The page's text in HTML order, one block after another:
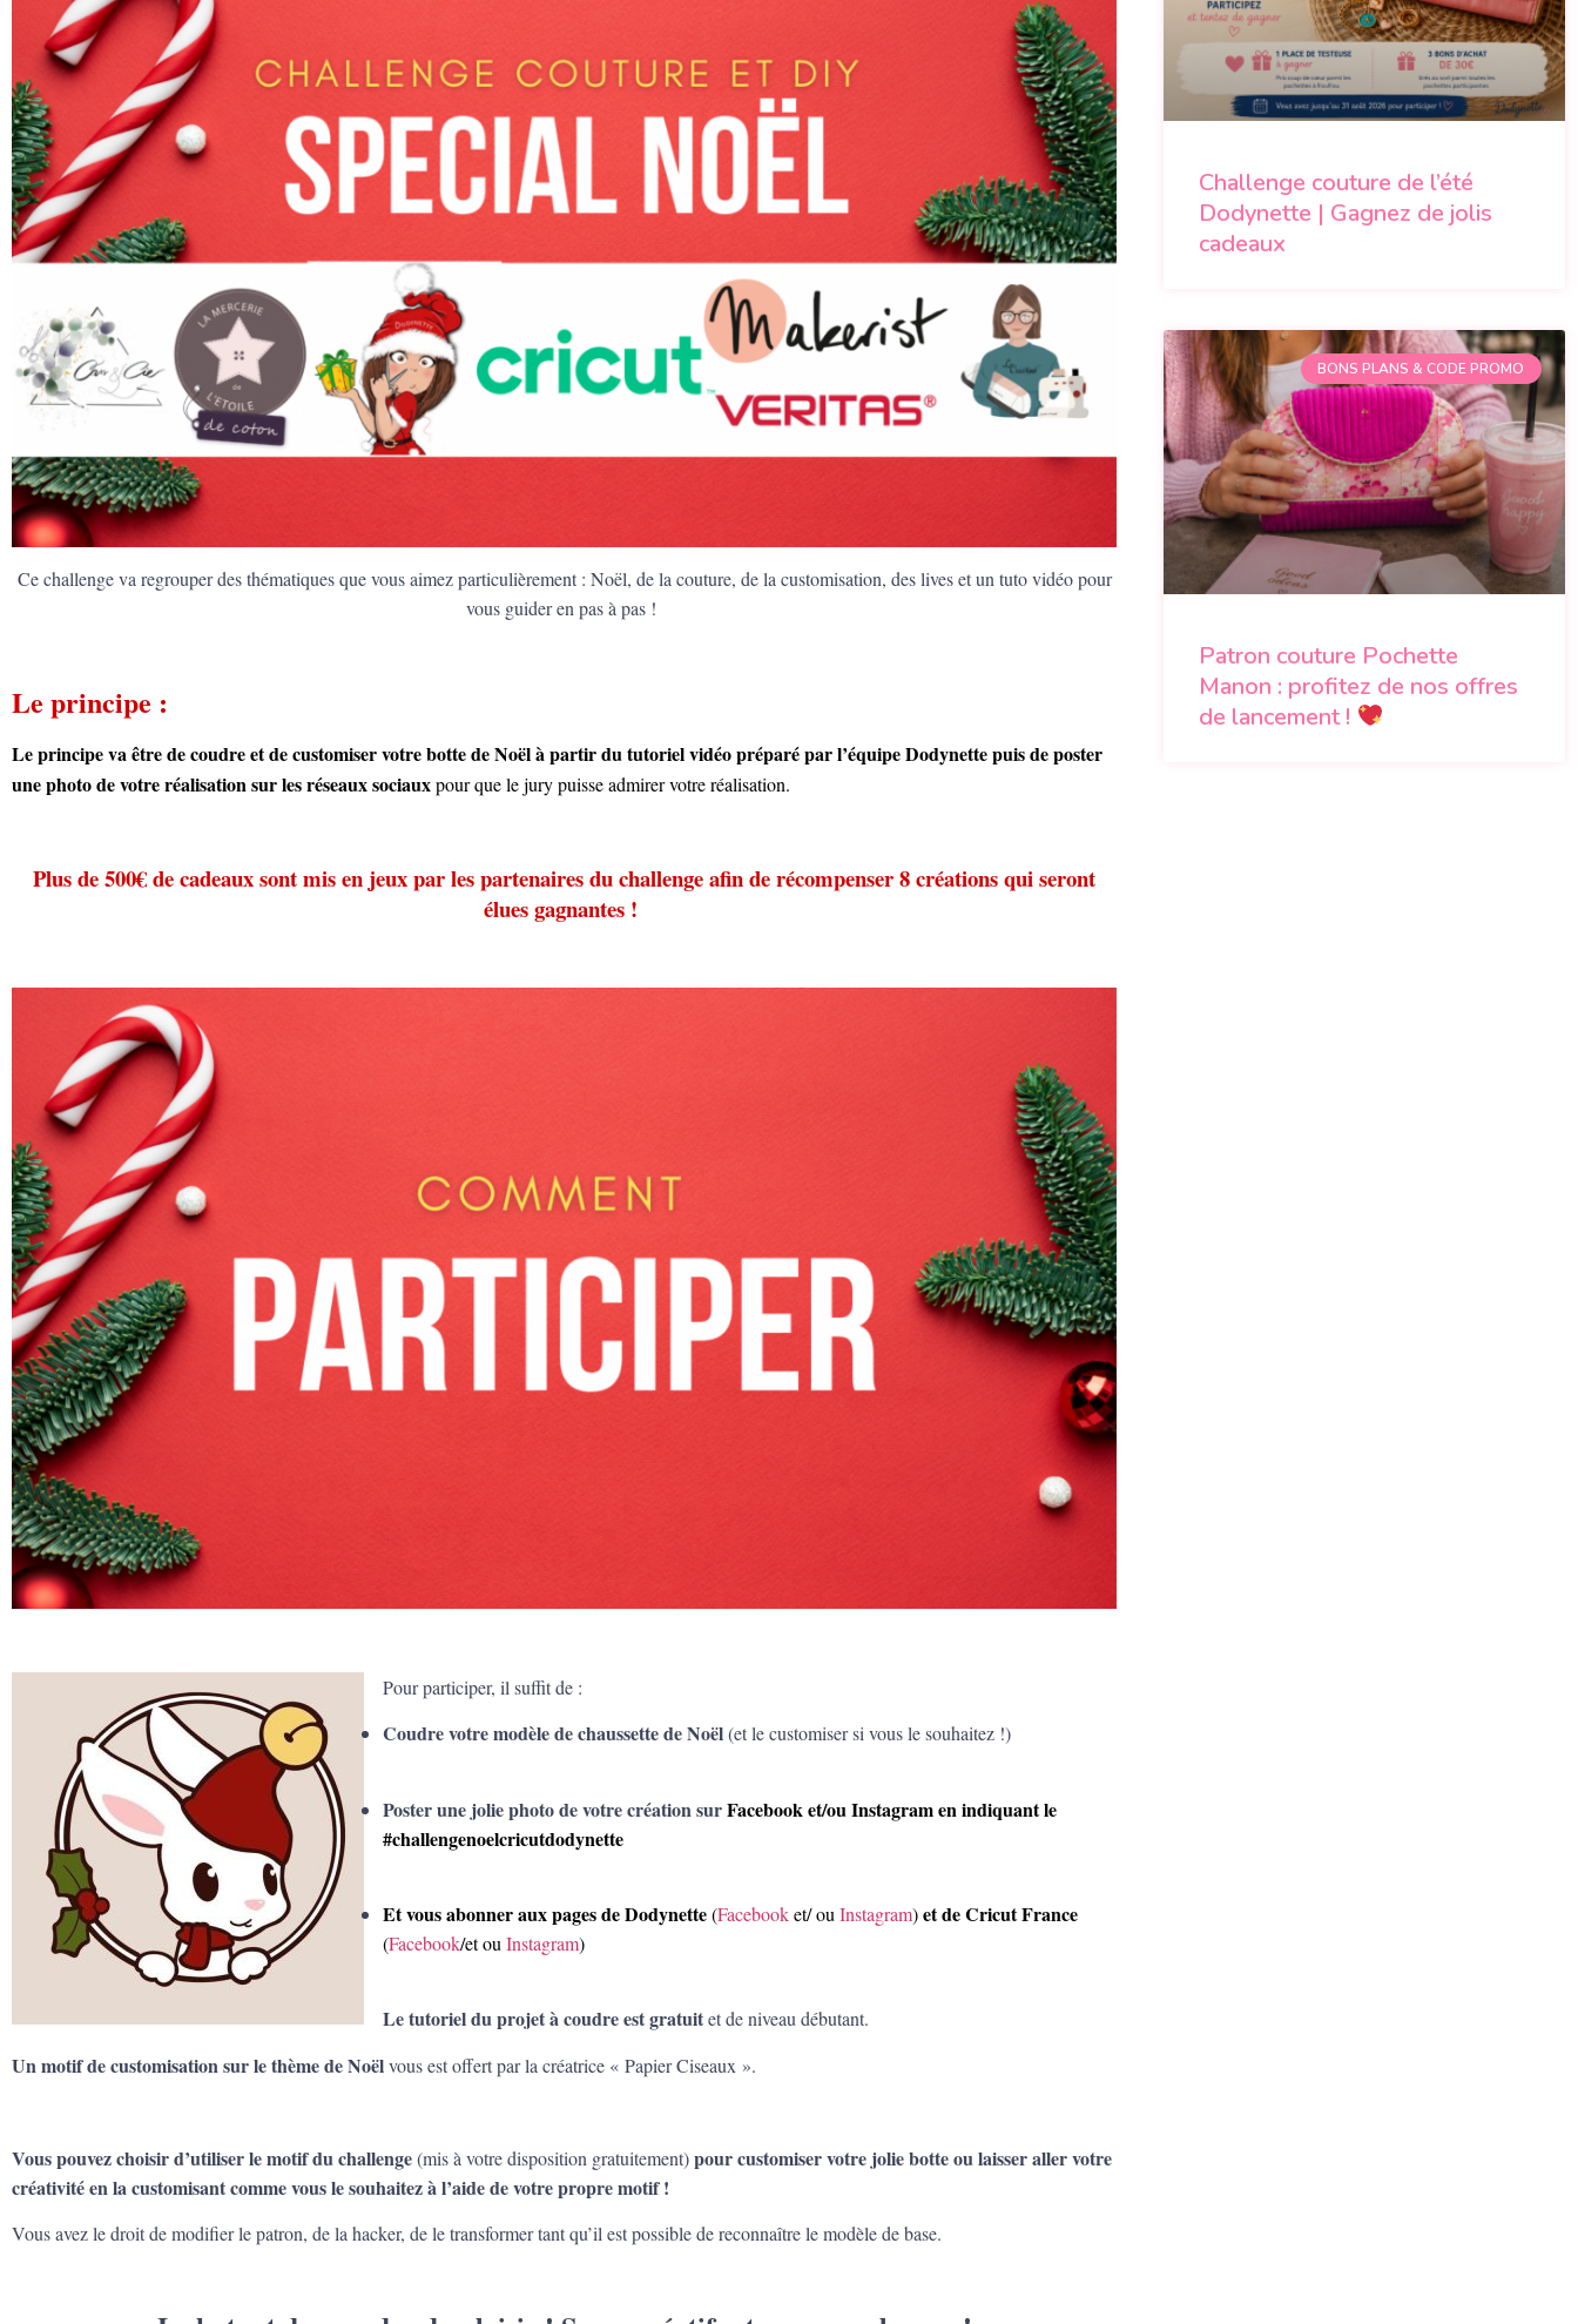
Ce challenge va regrouper des thématiques que vous aimez particulièrement : Noël, de la couture, de la customisation, des lives et un tuto vidéo pour
vous guider en pas à pas !
Le principe :
Le principe va être de coudre et de customiser votre botte de Noël à partir du tutoriel vidéo préparé par l’équipe Dodynette puis de poster
une photo de votre réalisation sur les réseaux sociauxpour que le jury puisse admirer votre réalisation.
Plus de 500€ de cadeaux sont mis en jeux par les partenaires du challenge afin de récompenser 8 créations qui seront
élues gagnantes !
Pour participer, il suffit de :
Coudre votre modèle de chaussette de Noël(et le customiser si vous le souhaitez !)
Poster une jolie photo de votre création surFacebook et/ou Instagram en indiquant le
#challengenoelcricutdodynette
Et vous abonner aux pages de Dodynette(Facebooket/ ou Instagram)et de Cricut France
(Facebook/et ou Instagram)
Le tutoriel du projet à coudre est gratuitet de niveau débutant.
Un motif de customisation sur le thème de Noëlvous est offert par la créatrice « Papier Ciseaux ».
Vous pouvez choisir d’utiliser le motif du challenge(mis à votre disposition gratuitement)pour customiser votre jolie botte ou laisser aller votre
créativité en la customisant comme vous le souhaitez à l’aide de votre propre motif !
Vous avez le droit de modifier le patron, de la hacker, de le transformer tant qu’il est possible de reconnaître le modèle de base.
Challenge couture de l’été
Dodynette | Gagnez de jolis
cadeaux
BONS PLANS & CODE PROMO
Patron couture Pochette
Manon : profitez de nos offres
de lancement !